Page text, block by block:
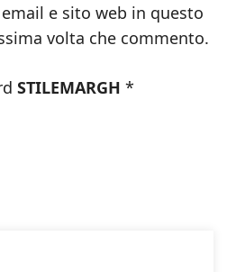
e sito web in questo
volta che commento.
STILEMARGH *